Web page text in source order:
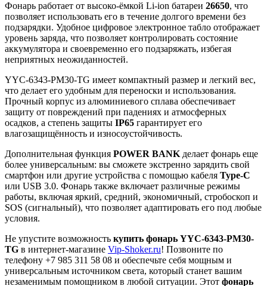
Фонарь работает от высоко-ёмкой Li-ion батареи 26650, что
позволяет использовать его в течение долгого времени без
подзарядки. Удобное цифровое электронное табло отображает
уровень заряда, что позволяет контролировать состояние
аккумулятора и своевременно его подзаряжать, избегая
неприятных неожиданностей.
YYC-6343-PM30-TG имеет компактный размер и легкий вес,
что делает его удобным для переноски и использования.
Прочный корпус из алюминиевого сплава обеспечивает
защиту от повреждений при падениях и атмосферных
осадков, а степень защиты IP65 гарантирует его
влагозащищённость и износоустойчивость.
Дополнительная функция POWER BANK делает фонарь еще
более универсальным: вы сможете экстренно зарядить свой
смартфон или другие устройства с помощью кабеля Type-C
или USB 3.0. Фонарь также включает различные режимы
работы, включая яркий, средний, экономичный, стробоскоп и
SOS (сигнальный), что позволяет адаптировать его под любые
условия.
Не упустите возможность купить фонарь YYC-6343-PM30-
TG в интернет-магазине Vip-Shoker.ru! Позвоните по
телефону +7 985 311 58 08 и обеспечьте себя мощным и
универсальным источником света, который станет вашим
незаменимым помощником в любой ситуации. Этот фонарь